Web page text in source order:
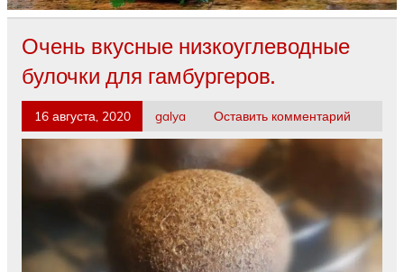
Очень вкусные низкоуглеводные
булочки для гамбургеров.
16 августа, 2020 galya Оставить комментарий